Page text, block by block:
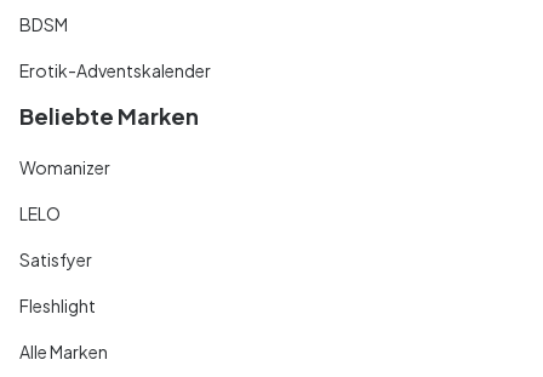
BDSM
Erotik-Adventskalender
Beliebte Marken
Womanizer
LELO
Satisfyer
Fleshlight
Alle Marken